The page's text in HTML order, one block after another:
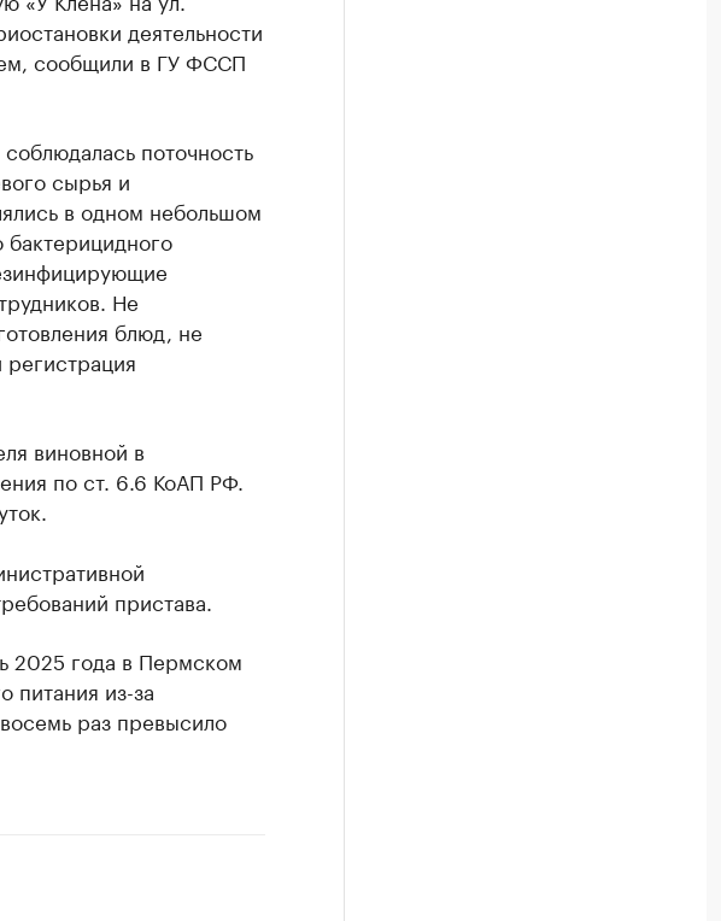
деятельности
сообщили в ГУ ФССП
поточность
сырья и
в одном небольшом
Не
блюд, не
виновной в
по ст. 6.6 КоАП РФ.
пристава.
2025 года в Пермском
питания из-за
раз превысило